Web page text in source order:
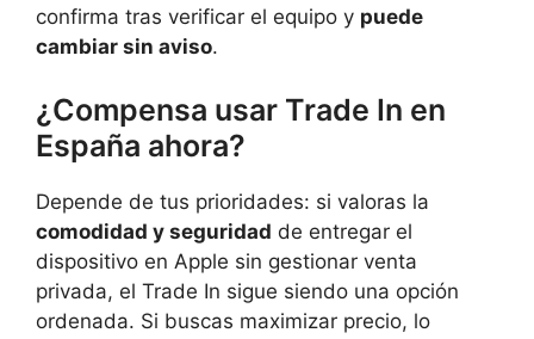
confirma tras verificar el equipo y puede
cambiar sin aviso.
¿Compensa usar Trade In en
España ahora?
Depende de tus prioridades: si valoras la
comodidad y seguridad de entregar el
dispositivo en Apple sin gestionar venta
privada, el Trade In sigue siendo una opción
ordenada. Si buscas maximizar precio, lo